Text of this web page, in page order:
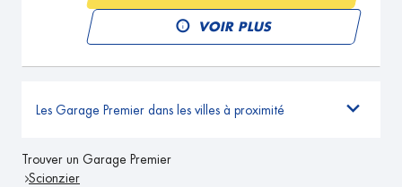
VOIR PLUS
Les Garage Premier dans les villes à proximité
Trouver un Garage Premier
Scionzier